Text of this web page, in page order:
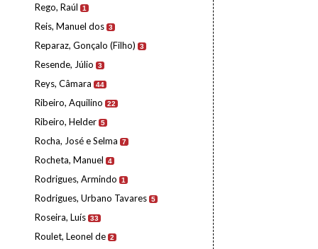
Rego, Raúl 1
Reis, Manuel dos 3
Reparaz, Gonçalo (Filho) 3
Resende, Júlio 3
Reys, Câmara 44
Ribeiro, Aquilino 22
Ribeiro, Helder 5
Rocha, José e Selma 7
Rocheta, Manuel 4
Rodrigues, Armindo 1
Rodrigues, Urbano Tavares 5
Roseira, Luís 33
Roulet, Leonel de 2